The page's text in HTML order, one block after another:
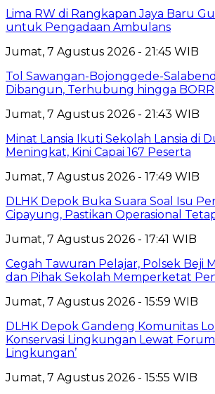
Lima RW di Rangkapan Jaya Baru
untuk Pengadaan Ambulans
Jumat, 7 Agustus 2026 - 21:45 WIB
Tol Sawangan-Bojonggede-
Dibangun, Terhubung hingga BORR
Jumat, 7 Agustus 2026 - 21:43 WIB
Minat Lansia Ikuti Sekolah Lansia di
Meningkat, Kini Capai 167 Peserta
Jumat, 7 Agustus 2026 - 17:49 WIB
DLHK Depok Buka Suara Soal Isu
Cipayung, Pastikan Operasional
Jumat, 7 Agustus 2026 - 17:41 WIB
Cegah Tawuran Pelajar, Polsek Beji
dan Pihak Sekolah Memperketat
Jumat, 7 Agustus 2026 - 15:59 WIB
DLHK Depok Gandeng Komunitas
Konservasi Lingkungan Lewat Forum
Lingkungan’
Jumat, 7 Agustus 2026 - 15:55 WIB